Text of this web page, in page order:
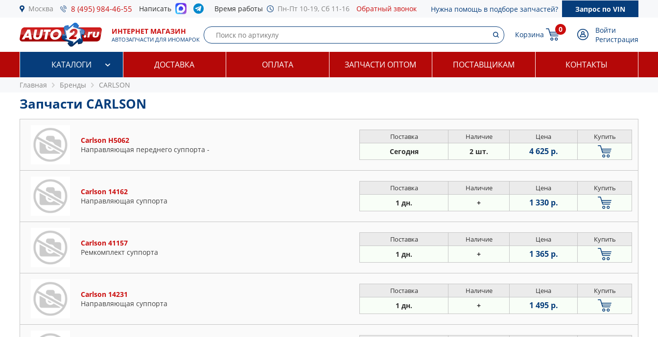
Москва 8 (495) 984-46-55 Написать Время работы Пн-Пт 10-19, Сб 11-16 Обратный звонок Нужна помощь в подборе запчастей? Запрос по VIN
ИНТЕРНЕТ МАГАЗИН
АВТОЗАПЧАСТИ ДЛЯ ИНОМАРОК
Корзина
0
Войти
Регистрация
КАТАЛОГИ ДОСТАВКА ОПЛАТА ЗАПЧАСТИ ОПТОМ ПОСТАВЩИКАМ КОНТАКТЫ
Главная Бренды CARLSON
Запчасти CARLSON
Carlson H5062
Направляющая переднего суппорта -
Поставка Наличие Цена Купить
Сегодня 2 шт. 4 625 р.
Carlson 14162
Направляющая суппорта
Поставка Наличие Цена Купить
1 дн. + 1 330 р.
Carlson 41157
Ремкомплект суппорта
Поставка Наличие Цена Купить
1 дн. + 1 365 р.
Carlson 14231
Направляющая суппорта
Поставка Наличие Цена Купить
1 дн. + 1 495 р.